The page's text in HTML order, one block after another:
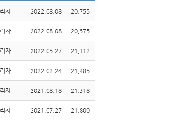
자 2022.08.08 20,755
자 2022.08.08 20,575
자 2022.05.27 21,112
자 2022.02.24 21,485
자 2021.08.18 21,318
자 2021.07.27 21,800